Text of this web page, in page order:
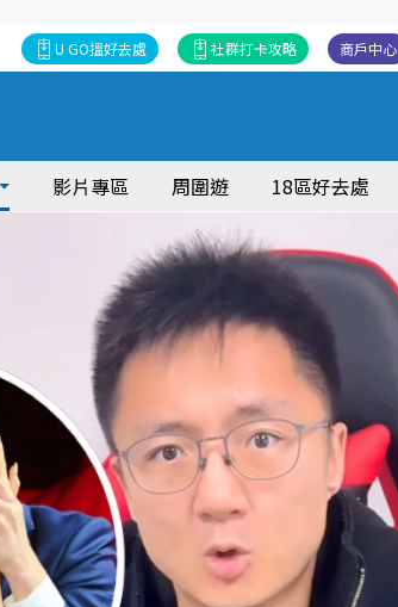
商戶中心
社群打卡攻略
U GO搵好去處
影片專區 周圍遊 18區好去處